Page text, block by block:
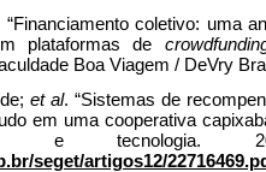
“Financiamento coletivo: uma
plataformas de
Boa Viagem / DeVry
et al. “Sistemas de
em uma cooperativa
e tecnologia.
seget/artigos12/